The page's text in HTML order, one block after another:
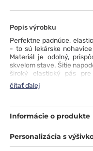
Popis výrobku
Perfektne padnúce,
- to sú lekárske
Materiál je odolný,
skvelom stave. Šitie
široký elastický pás pre
nariasené vrecká sú
zápisník a písacie
nezhrňujú na topánkach.
čítať ďalej
Informácie o produkte
Personalizácia s